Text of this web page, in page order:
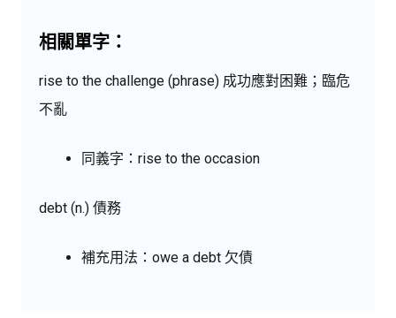
相關單字：
rise to the challenge (phrase) 成功應對困難；臨危
不亂
同義字：rise to the occasion
debt (n.) 債務
補充用法：owe a debt 欠債